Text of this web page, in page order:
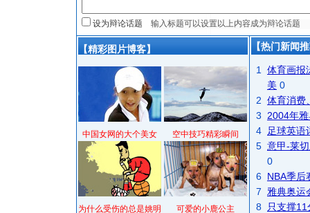
设为辩论话题
【精彩图片博客】
中国女网的大个美女 空中技巧精彩瞬间
为什么受伤的总是姚明 可爱的小鹿公主
【热门新闻
1
体育画报
美 0
2 体育消费
3
2004年
4
足球英语
5 意甲-莱
0
6 NBA季后
7
雅典奥运
8
只支撑